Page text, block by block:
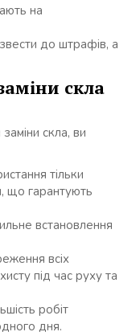
на
до штрафів, а
скла
скла, ви
тільки
що гарантують
встановлення
всіх
під час руху та
робіт
дня.